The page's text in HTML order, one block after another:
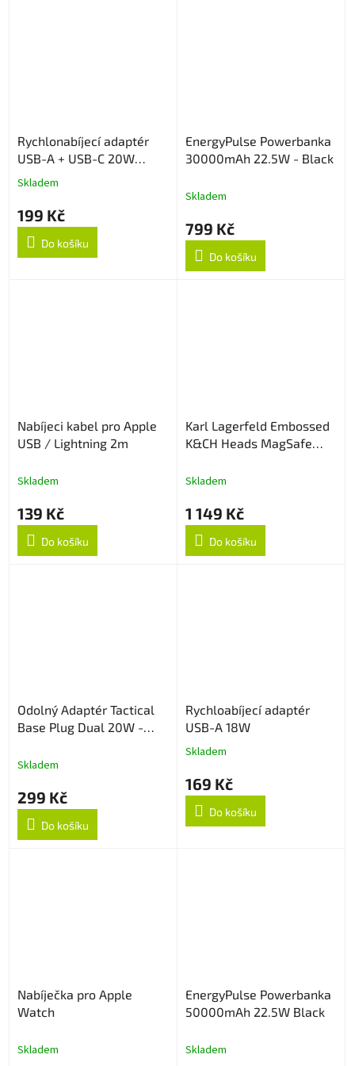
Rychlonabíjecí adaptér
USB-A + USB-C 20W
White
Průměrné
produktu
je
3,0
z
Skladem
199 Kč
Do košíku
EnergyPulse Powerbanka
30000mAh 22.5W - Black
Skladem
799 Kč
Do košíku
Nabíjeci kabel pro Apple
USB / Lightning 2m
Skladem
139 Kč
Do košíku
Karl Lagerfeld Embossed
K&CH Heads MagSafe
Black
Skladem
1 149 Kč
Do košíku
Odolný Adaptér Tactical
Base Plug Dual 20W -
Skladem
299 Kč
Do košíku
Rychloabíjecí adaptér
USB-A 18W
Průměrné
produktu
je
5,0
z
Skladem
169 Kč
Do košíku
Nabíječka pro Apple
Watch
Skladem
EnergyPulse Powerbanka
50000mAh 22.5W Black
Skladem